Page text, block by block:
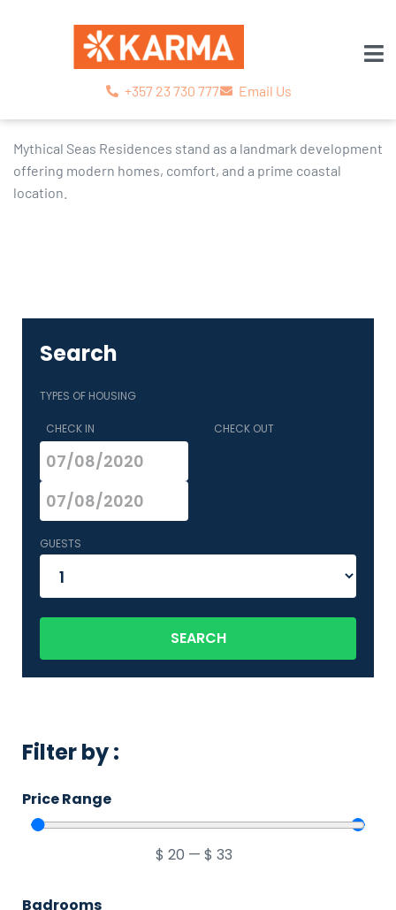
+357 23 730 777 Email Us
Mythical Seas Residences stand as a landmark development
offering modern homes, comfort, and a prime coastal
location.
Search
TYPES OF HOUSING
CHECK IN CHECK OUT
GUESTS
SEARCH
Filter by :
Price Range
$ 20 — $ 33
Badrooms